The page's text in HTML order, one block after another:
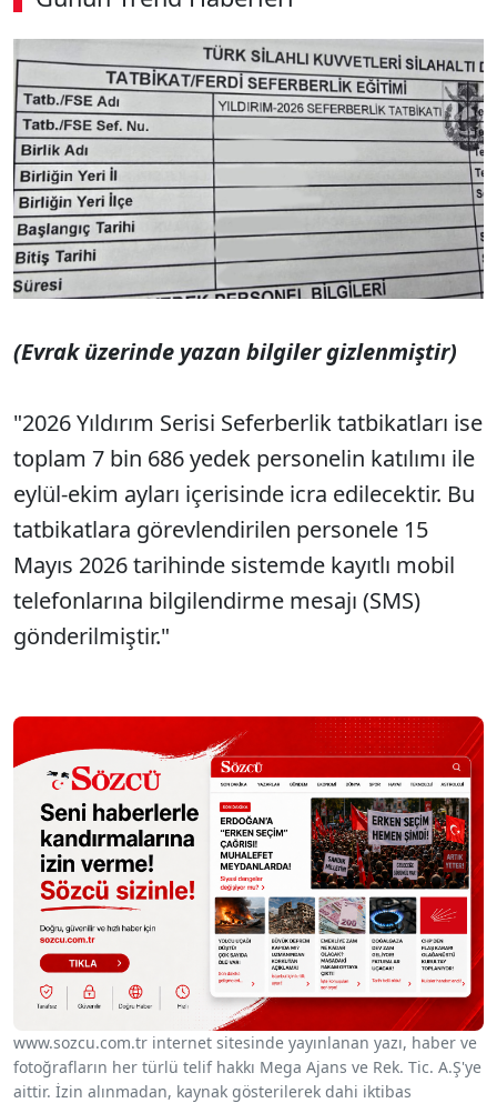
00:02 / 08:15
Sesi Aç
(Evrak üzerinde yazan bilgiler gizlenmiştir)
"2026 Yıldırım Serisi Seferberlik tatbikatları ise
toplam 7 bin 686 yedek personelin katılımı ile
eylül-ekim ayları içerisinde icra edilecektir. Bu
tatbikatlara görevlendirilen personele 15
Mayıs 2026 tarihinde sistemde kayıtlı mobil
telefonlarına bilgilendirme mesajı (SMS)
gönderilmiştir."
www.sozcu.com.tr internet sitesinde yayınlanan yazı, haber ve
fotoğrafların her türlü telif hakkı Mega Ajans ve Rek. Tic. A.Ş'ye
aittir. İzin alınmadan, kaynak gösterilerek dahi iktibas